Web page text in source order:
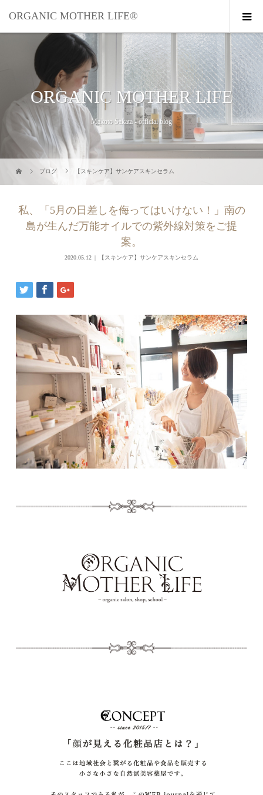
ORGANIC MOTHER LIFE®︎
ORGANIC MOTHER LIFE
Makoto Sakata - official blog
ブログ 【スキンケア】サンケアスキンセラム
私、「5月の日差しを侮ってはいけない！」南の
島が生んだ万能オイルでの紫外線対策をご提
案。
2020.05.12 【スキンケア】サンケアスキンセラム